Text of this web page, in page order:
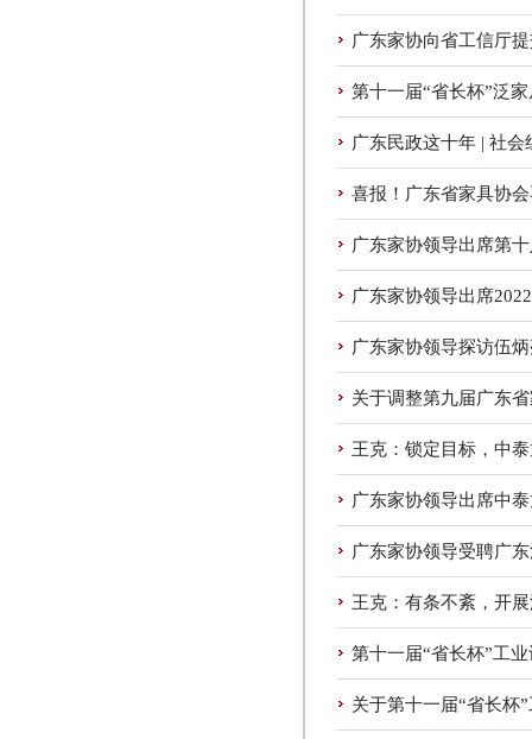
广东家协向省工信厅
第十一届“省长杯”泛
广东民政这十年 | 社会
喜报！广东省家具协
广东家协领导出席第
广东家协领导出席
广东家协领导探访伍
关于调整第九届广东
王克：锁定目标，中
广东家协领导出席中
广东家协领导受聘广
王克：有条不紊，开
第十一届“省长杯”工
关于第十一届“省长杯